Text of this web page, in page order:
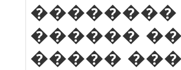
��������
������
�����